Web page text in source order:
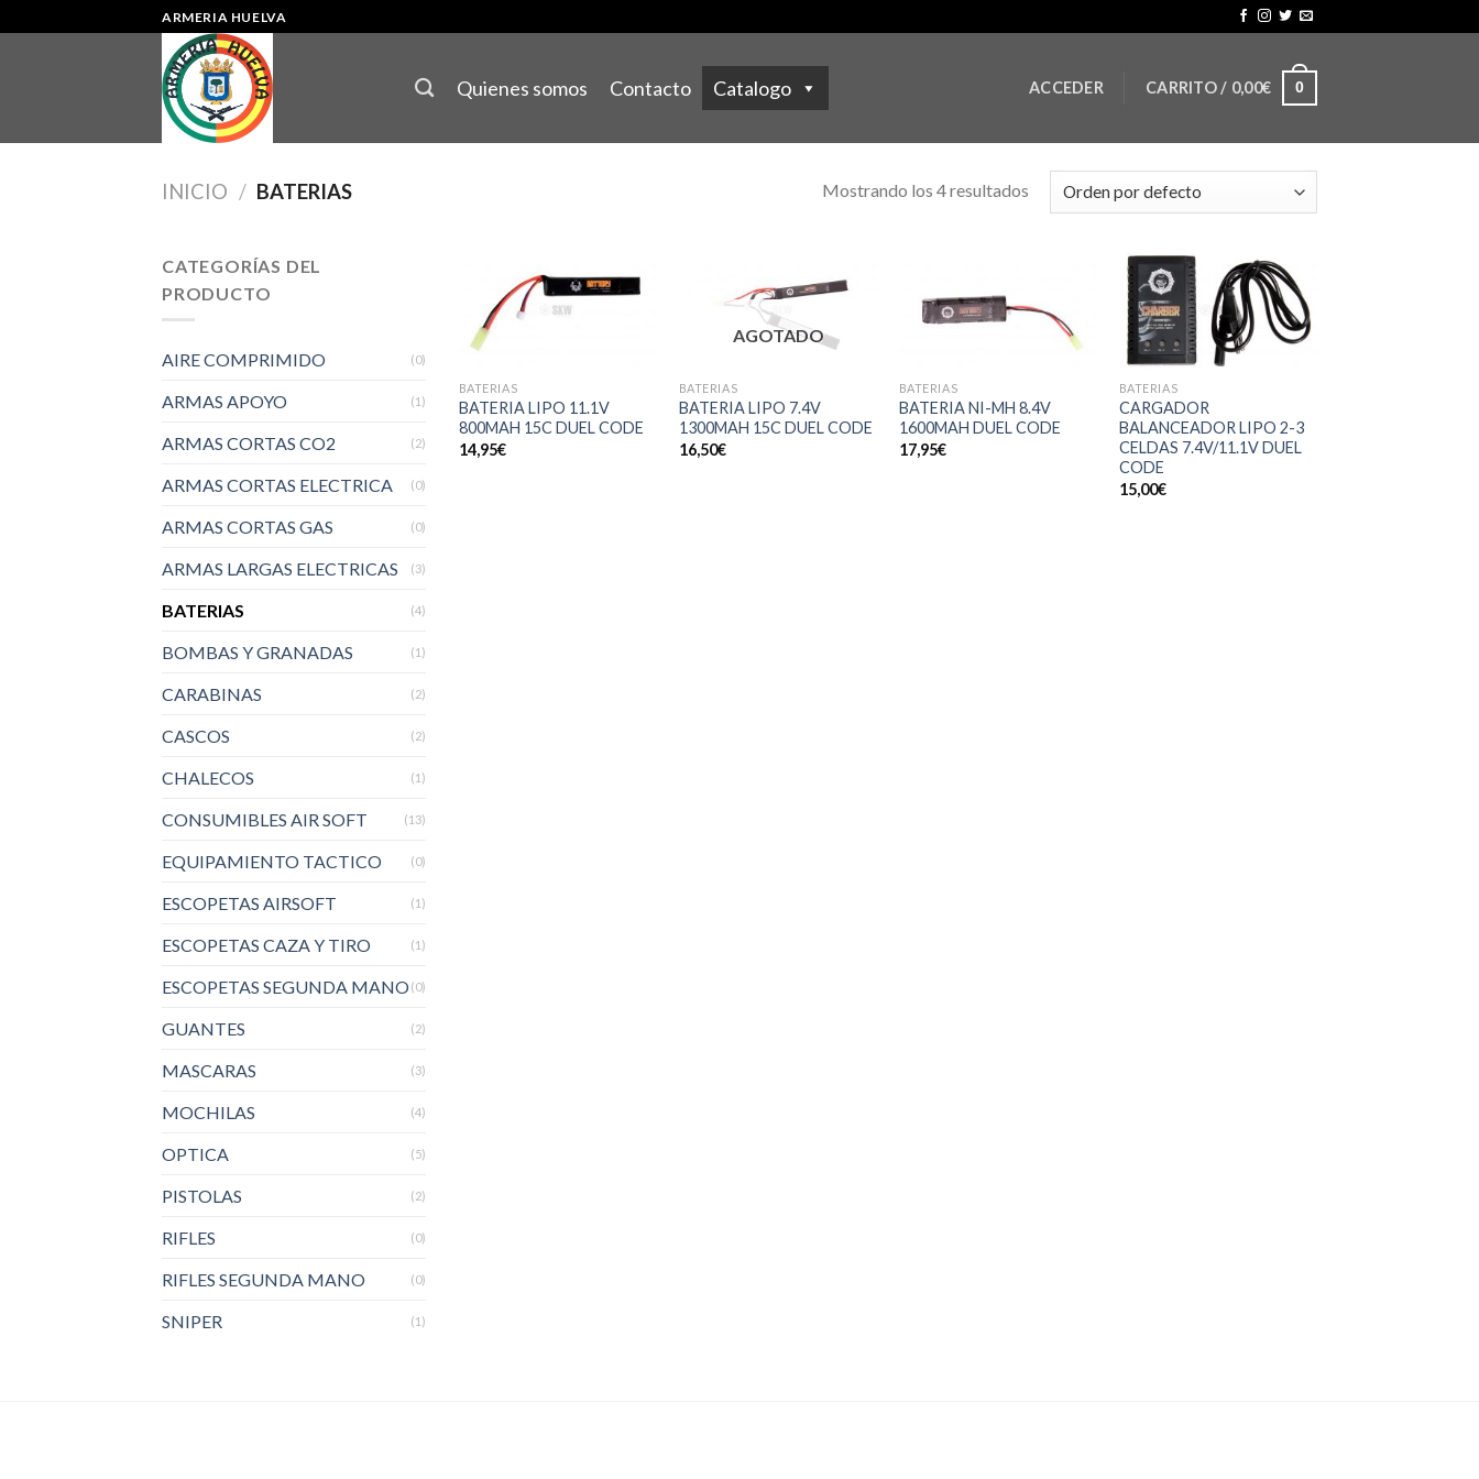
to
ARMERIA HUELVA
Quienes somos Contacto Catalogo ACCEDER CARRITO / 0,00€ 0
INICIO / BATERIAS Mostrando los 4 resultados
CATEGORÍAS DEL
PRODUCTO
AIRE COMPRIMIDO (0)
ARMAS APOYO (1)
ARMAS CORTAS CO2 (2)
ARMAS CORTAS ELECTRICA (0)
ARMAS CORTAS GAS (0)
ARMAS LARGAS ELECTRICAS (3)
BATERIAS (4)
BOMBAS Y GRANADAS (1)
CARABINAS (2)
CASCOS (2)
CHALECOS (1)
CONSUMIBLES AIR SOFT (13)
EQUIPAMIENTO TACTICO (0)
ESCOPETAS AIRSOFT (1)
ESCOPETAS CAZA Y TIRO (1)
ESCOPETAS SEGUNDA MANO(0)
GUANTES (2)
MASCARAS (3)
MOCHILAS (4)
OPTICA (5)
PISTOLAS (2)
RIFLES (0)
RIFLES SEGUNDA MANO (0)
SNIPER (1)
BATERIAS
BATERIA LIPO 11.1V
800MAH 15C DUEL CODE
14,95€
AGOTADO
BATERIAS
BATERIA LIPO 7.4V
1300MAH 15C DUEL CODE
16,50€
BATERIAS
BATERIA NI-MH 8.4V
1600MAH DUEL CODE
17,95€
BATERIAS
CARGADOR
BALANCEADOR LIPO 2-3
CELDAS 7.4V/11.1V DUEL
CODE
15,00€